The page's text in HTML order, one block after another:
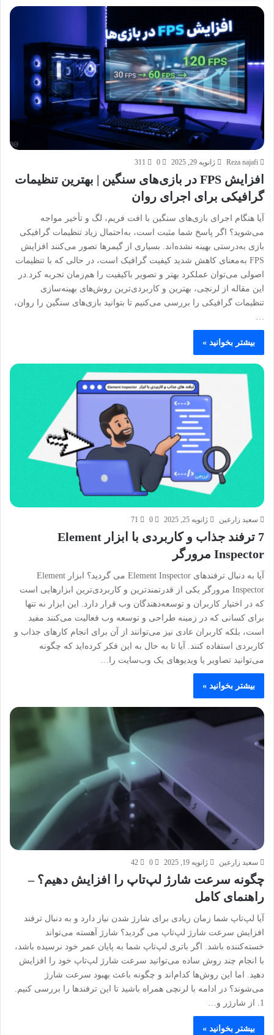
Reza najafi ژانویه 29, 2025 0
311
افزایش FPS در بازی‌های سنگین | بهترین تنظیمات
گرافیکی برای اجرای روان
آیا هنگام اجرای بازی‌های سنگین با افت فریم، لگ و تأخیر مواجه
می‌شوید؟ اگر پاسخ شما مثبت است، به‌احتمال زیاد تنظیمات گرافیکی
بازی به‌درستی بهینه نشده‌اند. بسیاری از گیمرها تصور می‌کنند افزایش
FPS به‌معنای کاهش شدید کیفیت گرافیک است، در حالی که با تنظیمات
اصولی می‌توان عملکرد بهتر و تصویر باکیفیت را هم‌زمان تجربه کرد.در
این مقاله از لرنچی، بهترین و کاربردی‌ترین روش‌های بهینه‌سازی
تنظیمات گرافیکی را بررسی می‌کنیم تا بتوانید بازی‌های سنگین را روان،
…
بیشتر بخوانید »
سعید زارعین ژانویه 25, 2025 0
71
7 ترفند جذاب و کاربردی با ابزار Element
Inspector مرورگر
آیا به دنبال ترفندهای Element Inspector می گردید؟ ابزار Element
Inspector مرورگر یکی از قدرتمندترین و کاربردی‌ترین ابزارهایی است
که در اختیار کاربران و توسعه‌دهندگان وب قرار دارد. این ابزار نه تنها
برای کسانی که در زمینه طراحی و توسعه وب فعالیت می‌کنند مفید
است، بلکه کاربران عادی نیز می‌توانند از آن برای انجام کارهای جذاب و
کاربردی استفاده کنند. آیا تا به حال به این فکر کرده‌اید که چگونه
می‌توانید تصاویر یا ویدیوهای یک وب‌سایت را…
بیشتر بخوانید »
سعید زارعین ژانویه 19, 2025 0
42
چگونه سرعت شارژ لپ‌تاپ را افزایش دهیم؟ –
راهنمای کامل
آیا لپ‌تاپ شما زمان زیادی برای شارژ شدن نیاز دارد و به دنبال ترفند
افزایش سرعت شارژ لپ‌تاپ می گردید؟ شارژ آهسته می‌تواند
خسته‌کننده باشد. اگر باتری لپ‌تاپ شما به پایان عمر خود نرسیده باشد،
با انجام چند روش ساده می‌توانید سرعت شارژ لپ‌تاپ خود را افزایش
دهید. اما این روش‌ها کدام‌اند و چگونه باعث بهبود سرعت شارژ
می‌شوند؟ در ادامه با لرنچی همراه باشید تا این ترفندها را بررسی کنیم.
1. از شارژر و…
بیشتر بخوانید »